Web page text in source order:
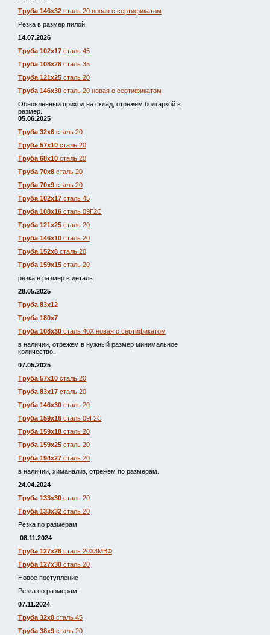
Труба 146х32 сталь 20 новая с сертификатом
Резка в размер пилой
14.07.2026
Труба 102х17 сталь 45
Труба 108х28 сталь 35
Труба 121х25 сталь 20
Труба 146х30 сталь 20 новая с сертификатом
Обновленный приход на склад, отрежем болгаркой в
размер.
05.06.2025
Труба 32х6 сталь 20
Труба 57х10 сталь 20
Труба 68х10 сталь 20
Труба 70х8 сталь 20
Труба 70х9 сталь 20
Труба 102х17 сталь 45
Труба 108х16 сталь 09Г2С
Труба 121х25 сталь 20
Труба 146х10 сталь 20
Труба 152х8 сталь 20
Труба 159х15 сталь 20
резка в размер в деталь
28.05.2025
Труба 83х12
Труба 180х7
Труба 108х30 сталь 40Х новая с сертификатом
в наличии, отрежем в нужный размер минимальное
количество.
07.05.2025
Труба 57х10 сталь 20
Труба 83х17 сталь 20
Труба 146х30 сталь 20
Труба 159х16 сталь 09Г2С
Труба 159х18 сталь 20
Труба 159х25 сталь 20
Труба 194х27 сталь 20
в наличии, химанализ, отрежем по размерам.
24.04.2024
Труба 133х30 сталь 20
Труба 133х32 сталь 20
Резка по размерам
08.11.2024
Труба 127х28 сталь 20Х3МВФ
Труба 127х30 сталь 20
Новое поступление
Резка по размерам.
07.11.2024
Труба 32х8 сталь 45
Труба 38х9 сталь 20